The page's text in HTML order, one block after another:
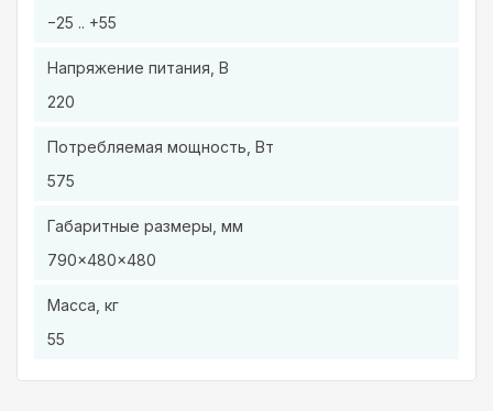
−25 .. +55
Напряжение питания, В
220
Потребляемая мощность, Вт
575
Габаритные размеры, мм
790×480×480
Масса, кг
55